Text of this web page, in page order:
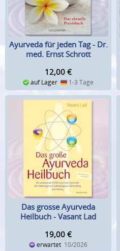
Ayurveda für jeden Tag - Dr.
med. Ernst Schrott
12,00 €
auf Lager 1-3 Tage
Das grosse Ayurveda
Heilbuch - Vasant Lad
19,00 €
erwartet 10/2026